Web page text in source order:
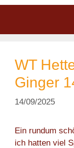
Zum
WT
Ginger
14/09/2025
Ein rundum
ich hatten viel